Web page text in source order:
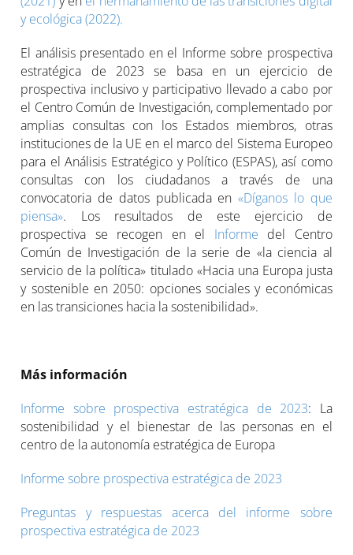
y ecológica (2022).
El análisis presentado en el Informe sobre prospectiva
estratégica de 2023 se basa en un ejercicio de
prospectiva inclusivo y participativo llevado a cabo por
el Centro Común de Investigación, complementado por
amplias consultas con los Estados miembros, otras
instituciones de la UE en el marco del Sistema Europeo
para el Análisis Estratégico y Político (ESPAS), así como
consultas con los ciudadanos a través de una
convocatoria de datos publicada en«Díganos lo que
piensa». Los resultados de este ejercicio de
prospectiva se recogen en el Informe del Centro
Común de Investigación de la serie de «la ciencia al
servicio de la política» titulado «Hacia una Europa justa
y sostenible en 2050: opciones sociales y económicas
en las transiciones hacia la sostenibilidad».
Más información
Informe sobre prospectiva estratégica de 2023: La
sostenibilidad y el bienestar de las personas en el
centro de la autonomía estratégica de Europa
Informe sobre prospectiva estratégica de 2023
Preguntas y respuestas acerca del informe sobre
prospectiva estratégica de 2023